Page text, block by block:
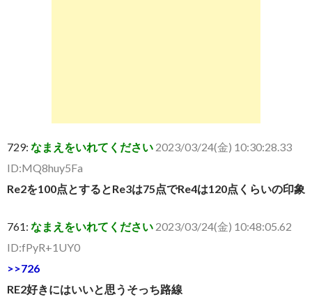
729: なまえをいれてください 2023/03/24(金) 10:30:28.33
ID:MQ8huy5Fa
Re2を100点とするとRe3は75点でRe4は120点くらいの印象
761: なまえをいれてください 2023/03/24(金) 10:48:05.62
ID:fPyR+1UY0
>>726
RE2好きにはいいと思うそっち路線